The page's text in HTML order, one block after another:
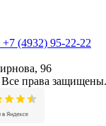
+7 (4932) 95-22-22
96
права